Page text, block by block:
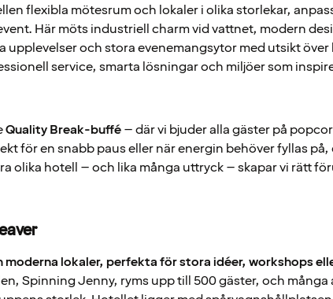
flexibla mötesrum och lokaler i olika storlekar,
Här möts industriell charm vid vattnet, modern
upplevelser och stora evenemangsytor med utsikt över
service, smarta lösningar och miljöer som
Quality Break-buffé– där vi bjuder alla gäster på
för en snabb paus eller när energin behöver fyllas
olika hotell – och lika många uttryck – skapar vi rätt
moderna lokaler, perfekta för stora idéer, workshops
Spinning Jenny, ryms upp till 500 gäster, och många